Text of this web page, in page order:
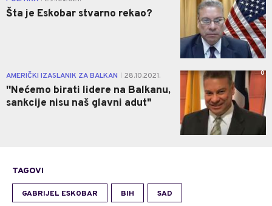
Šta je Eskobar stvarno rekao?
AMERIČKI IZASLANIK ZA BALKAN 28.10.2021.
''Nećemo birati lidere na Balkanu,
sankcije nisu naš glavni adut"
0
TAGOVI
GABRIJEL ESKOBAR BIH SAD